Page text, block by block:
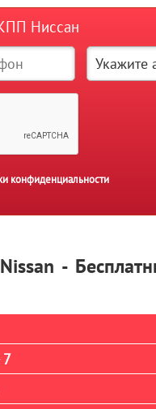
Ниссан
конфиденциальности
-
7